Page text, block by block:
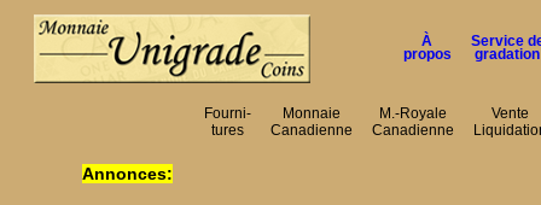
À
propos
Service
gradation
Fourni-
tures
Monnaie
Canadienne
M.-Royale
Canadienne
Vente
Annonces: